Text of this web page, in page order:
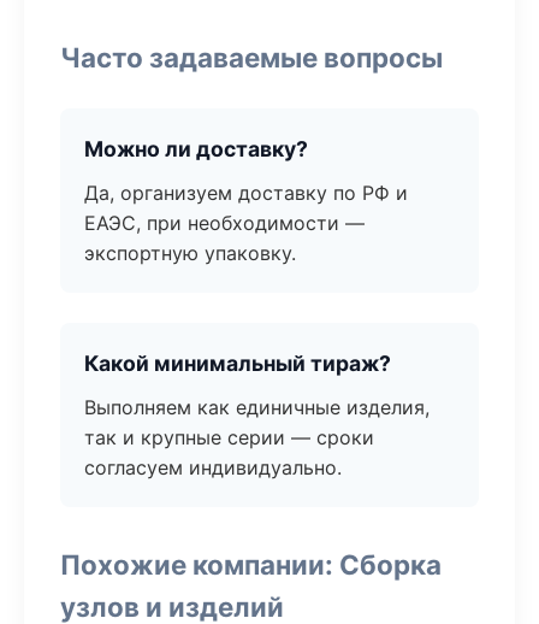
Часто задаваемые вопросы
Можно ли доставку?
Да, организуем доставку по РФ и
ЕАЭС, при необходимости —
экспортную упаковку.
Какой минимальный тираж?
Выполняем как единичные изделия,
так и крупные серии — сроки
согласуем индивидуально.
Похожие компании: Сборка
узлов и изделий